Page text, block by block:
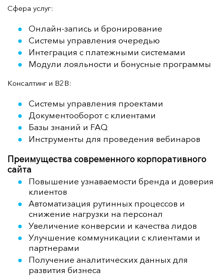
Сфера услуг:
Онлайн-запись и бронирование
Системы управления очередью
Интеграция с платежными системами
Модули лояльности и бонусные программы
Консалтинг и B2B:
Системы управления проектами
Документооборот с клиентами
Базы знаний и FAQ
Инструменты для проведения вебинаров
Преимущества современного корпоративного
сайта
Повышение узнаваемости бренда и доверия
клиентов
Автоматизация рутинных процессов и
снижение нагрузки на персонал
Увеличение конверсии и качества лидов
Улучшение коммуникации с клиентами и
партнерами
Получение аналитических данных для
развития бизнеса